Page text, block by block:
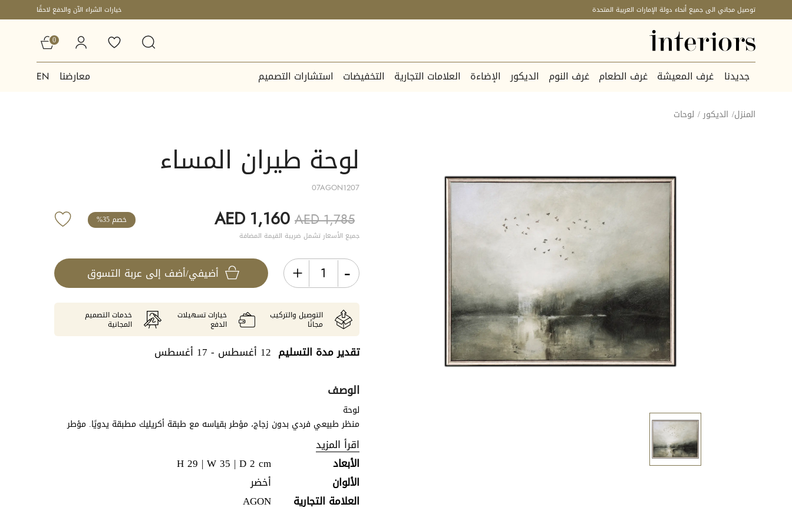
توصيل مجاني الى جميع أنحاء دولة الإمارات العربية المتحدة خيارات الشراء الآن والدفع لاحقًا
0
جديدنا غرف المعيشة غرف الطعام غرف النوم الديكور الإضاءة العلامات التجارية التخفيضات استشارات التصميم معارضنا EN
المنزل/ الديكور/ لوحات
لوحة طيران المساء
07AGON1207
AED 1,160 AED 1,785
جميع الأسعار تشمل ضريبة القيمة المضافة
خصم 35%
-
+ أضيفي/أضف إلى عربة التسوق
التوصيل والتركيب
مجانًا
خيارات تسهيلات
الدفع
خدمات التصميم
المجانية
تقدير مدة التسليم 12 أغسطس - 17 أغسطس
الوصف
لوحة
منظر طبيعي فردي بدون زجاج، مؤطر بقياسه مع طبقة أكريليك مطبقة يدويًا. مؤطر
بإطار فضي مصقول.
اقرأ المزيد
الأبعاد
H 29 | W 35 | D 2 cm
الألوان
أخضر
العلامة التجارية
AGON